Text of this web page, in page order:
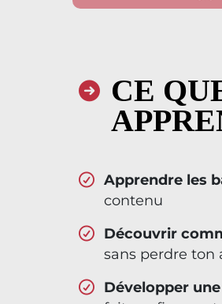
CE
Apprendre les
contenu
Découvrir
sans perdre ton
Développer